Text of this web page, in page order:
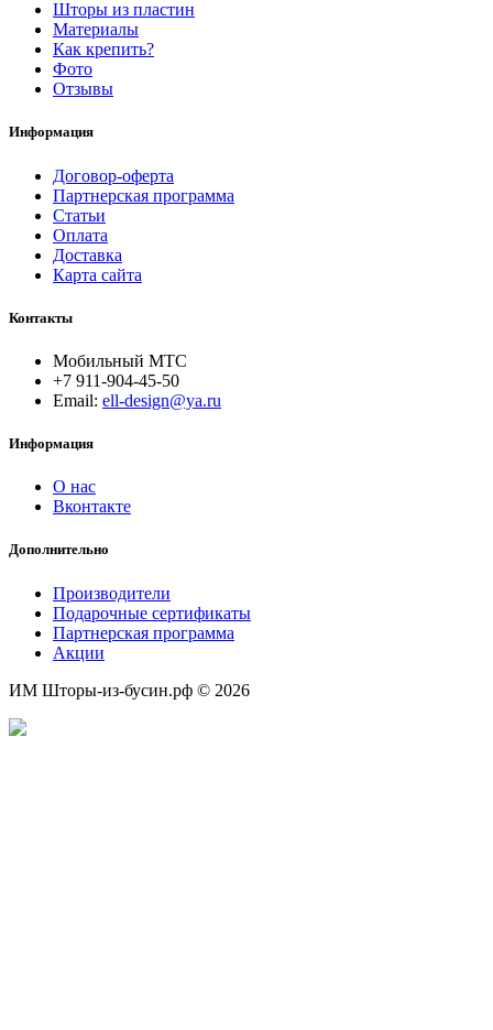
Шторы из пластин
Материалы
Как крепить?
Фото
Отзывы
Информация
Договор-оферта
Партнерская программа
Статьи
Оплата
Доставка
Карта сайта
Контакты
Мобильный МТС
+7 911-904-45-50
Email: ell-design@ya.ru
Информация
О нас
Вконтакте
Дополнительно
Производители
Подарочные сертификаты
Партнерская программа
Акции
ИМ Шторы-из-бусин.рф © 2026